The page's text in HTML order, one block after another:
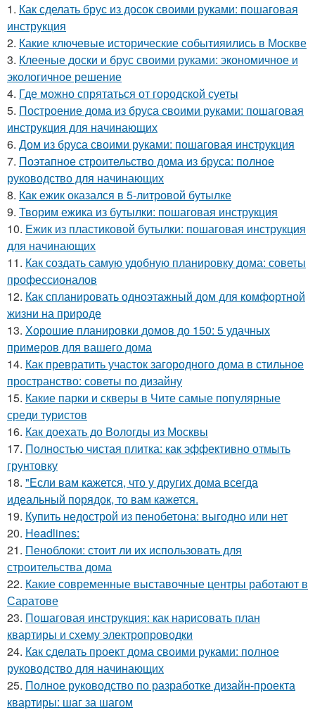
1. Как сделать брус из досок своими руками: пошаговая
инструкция
2. Какие ключевые исторические событияились в Москве
3. Клееные доски и брус своими руками: экономичное и
экологичное решение
4. Где можно спрятаться от городской суеты
5. Построение дома из бруса своими руками: пошаговая
инструкция для начинающих
6. Дом из бруса своими руками: пошаговая инструкция
7. Поэтапное строительство дома из бруса: полное
руководство для начинающих
8. Как ежик оказался в 5-литровой бутылке
9. Творим ежика из бутылки: пошаговая инструкция
10. Ежик из пластиковой бутылки: пошаговая инструкция
для начинающих
11. Как создать самую удобную планировку дома: советы
профессионалов
12. Как спланировать одноэтажный дом для комфортной
жизни на природе
13. Хорошие планировки домов до 150: 5 удачных
примеров для вашего дома
14. Как превратить участок загородного дома в стильное
пространство: советы по дизайну
15. Какие парки и скверы в Чите самые популярные
среди туристов
16. Как доехать до Вологды из Москвы
17. Полностью чистая плитка: как эффективно отмыть
грунтовку
18. "Если вам кажется, что у других дома всегда
идеальный порядок, то вам кажется.
19. Купить недострой из пенобетона: выгодно или нет
20. Headlines:
21. Пеноблоки: стоит ли их использовать для
строительства дома
22. Какие современные выставочные центры работают в
Саратове
23. Пошаговая инструкция: как нарисовать план
квартиры и схему электропроводки
24. Как сделать проект дома своими руками: полное
руководство для начинающих
25. Полное руководство по разработке дизайн-проекта
квартиры: шаг за шагом